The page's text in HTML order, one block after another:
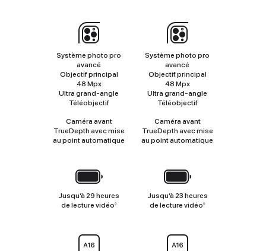
Appareil
Système photo pro
avancé
Objectif principal
48 Mpx
Ultra grand‑angle
Téléobjectif
Caméra avant
TrueDepth avec mise
au point automatique
Système photo pro
avancé
Objectif principal
48 Mpx
Ultra grand‑angle
Téléobjectif
Caméra avant
TrueDepth avec mise
au point automatique
Batterie
Jusqu’à 29 heures
de lecture vidéo◊Renvoi
Jusqu’à 23 heures
de lecture vidéo◊Renvoi